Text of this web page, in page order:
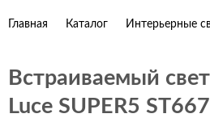
Главная Каталог Интерьерные
Встраиваемый
Luce SUPER5